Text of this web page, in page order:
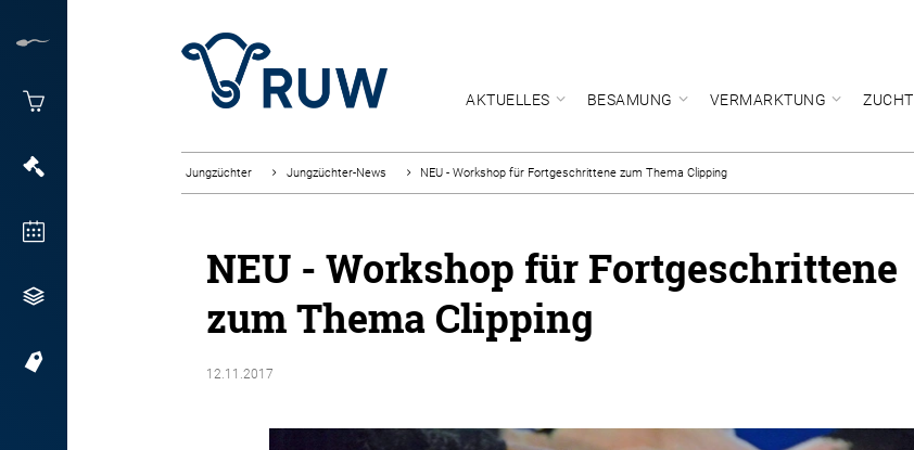
AKTUELLES BESAMUNG VERMARKTUNG ZUCHT
Jungzüchter Jungzüchter-News NEU - Workshop für Fortgeschrittene zum Thema Clipping
NEU - Workshop für Fortgeschrittene
zum Thema Clipping
12.11.2017